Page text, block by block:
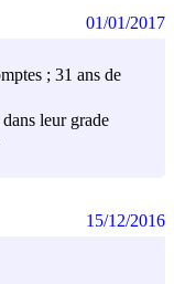
; 31 ans de
leur grade
01/01/2017
15/12/2016